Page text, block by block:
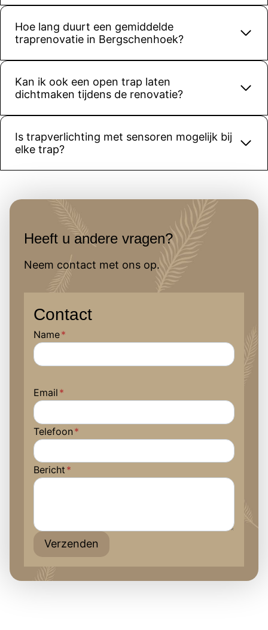
precies
hadden
Kortom:
een
betrouw
bedrijf
met
!
Hoe lang duurt een gemiddelde
traprenovatie in Bergschenhoek?
Kan ik ook een open trap laten
dichtmaken tijdens de renovatie?
Is trapverlichting met sensoren mogelijk bij
elke trap?
Heeft u andere vragen?
Neem contact met ons op.
Contact
Name*
Email *
Telefoon *
Bericht *
Verzenden